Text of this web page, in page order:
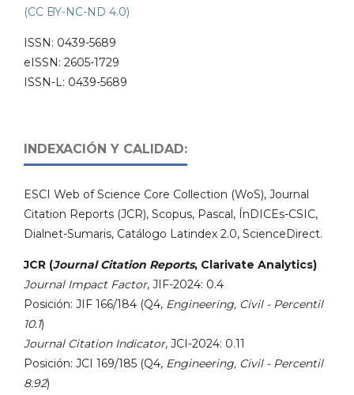
(CC BY-NC-ND 4.0)
ISSN: 0439-5689
eISSN: 2605-1729
ISSN-L: 0439-5689
INDEXACIÓN Y CALIDAD:
ESCI Web of Science Core Collection (WoS), Journal
Citation Reports (JCR), Scopus, Pascal, ÍnDICEs-CSIC,
Dialnet-Sumaris, Catálogo Latindex 2.0, ScienceDirect.
JCR (Journal Citation Reports, Clarivate Analytics)
Journal Impact Factor, JIF-2024: 0.4
Posición: JIF 166/184 (Q4, Engineering, Civil - Percentil
10.1)
Journal Citation Indicator, JCI-2024: 0.11
Posición: JCI 169/185 (Q4, Engineering, Civil - Percentil
8.92)